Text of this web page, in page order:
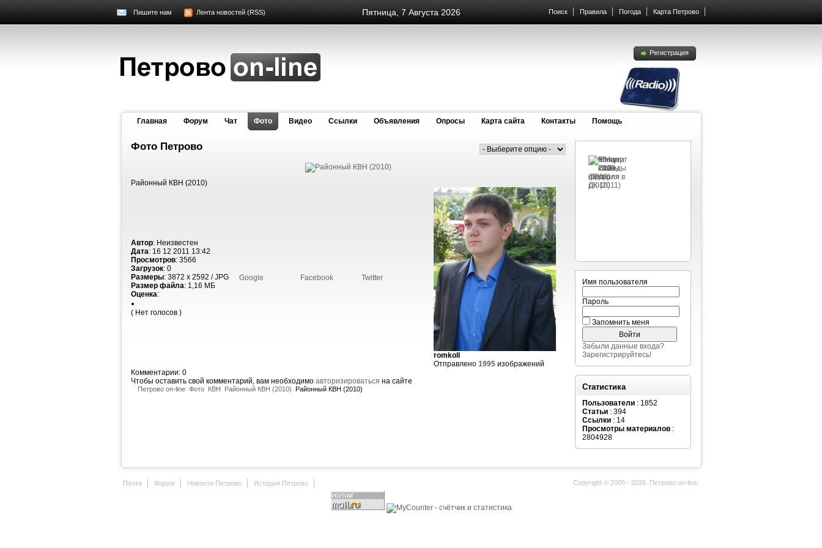
Пятница, 7 Августа 2026
Пишите нам Лента новостей (RSS) Поиск Правила Погода Карта Петрово
Регистрация
Главная Форум Чат Фото Видео Cсылки Объявления Опросы Карта сайта Контакты Помощь
Фото Петрово
Районный КВН (2010)
Автор: Неизвестен
Дата: 16 12 2011 13:42
Просмотров: 3566
Загрузок: 0
Размеры: 3872 x 2592 / JPG
Размер файла: 1,16 МБ
Оценка:
( Нет голосов )
Google Facebook Twitter
romkoll
Отправлено 1995 изображений
Комментарии: 0
Чтобы оставить свой комментарий, вам необходимо авторизироваться на сайте
Петрово on-line Фото КВН Районный КВН (2010) Районный КВН (2010)
Имя пользователя
Пароль
Запомнить меня
Забыли данные входа?
Зарегистрируйтесь!
Статистика
Пользователи : 1852
Статьи : 394
Ссылки : 14
Просмотры материалов :
2804928
Почта Форум Новости Петрово История Петрово Copyright © 2005 - 2026. Петрово on-line.